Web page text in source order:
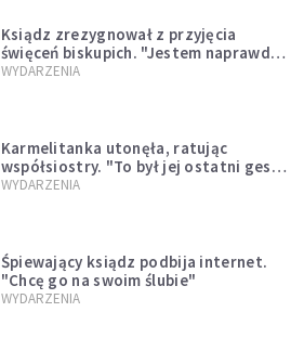
Ksiądz zrezygnował z przyjęcia
święceń biskupich. "Jestem naprawdę
niegodny"
WYDARZENIA
Karmelitanka utonęła, ratując
współsiostry. "To był jej ostatni gest
miłości"
WYDARZENIA
Śpiewający ksiądz podbija internet.
"Chcę go na swoim ślubie"
WYDARZENIA